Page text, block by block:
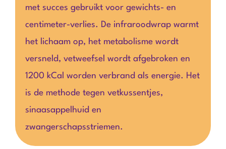
met succes gebruikt voor gewichts- en
centimeter-verlies. De infraroodwrap warmt
het lichaam op, het metabolisme wordt
versneld, vetweefsel wordt afgebroken en
1200 kCal worden verbrand als energie. Het
is de methode tegen vetkussentjes,
sinaasappelhuid en
zwangerschapsstriemen.